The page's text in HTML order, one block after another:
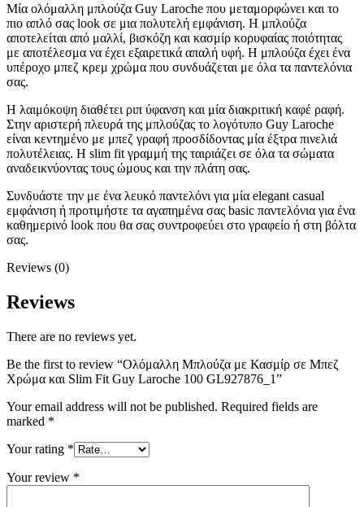
Μία ολόμαλλη μπλούζα Guy Laroche που μεταμορφώνει και το
πιο απλό σας look σε μια πολυτελή εμφάνιση. Η μπλούζα
αποτελείται από μαλλί, βισκόζη και κασμίρ κορυφαίας ποιότητας
με αποτέλεσμα να έχει εξαιρετικά απαλή υφή. Η μπλούζα έχει ένα
υπέροχο μπεζ κρεμ χρώμα που συνδυάζεται με όλα τα παντελόνια
σας.
H λαιμόκοψη διαθέτει ριπ ύφανση και μία διακριτική καφέ ραφή.
Στην αριστερή πλευρά της μπλούζας το λογότυπο Guy Laroche
είναι κεντημένο με μπεζ γραφή προσδίδοντας μία έξτρα πινελιά
πολυτέλειας. Η slim fit γραμμή της ταιριάζει σε όλα τα σώματα
αναδεικνύοντας τους ώμους και την πλάτη σας.
Συνδυάστε την με ένα λευκό παντελόνι για μία elegant casual
εμφάνιση ή προτιμήστε τα αγαπημένα σας basic παντελόνια για ένα
καθημερινό look που θα σας συντροφεύει στο γραφείο ή στη βόλτα
σας.
Reviews (0)
Reviews
There are no reviews yet.
Be the first to review “Ολόμαλλη Μπλούζα με Κασμίρ σε Μπεζ
Χρώμα και Slim Fit Guy Laroche 100 GL927876_1”
Your email address will not be published. Required fields are
marked *
Your rating *
Your review *